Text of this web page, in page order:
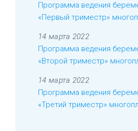
Программа ведения
«Первый триместр»
14 марта 2022
Программа ведения
«Второй триместр»
14 марта 2022
Программа ведения
«Третий триместр»